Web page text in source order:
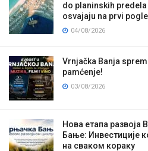
do planinskih
osvajaju na prvi
04/08/2026
Vrnjačka Banja
pamćenje!
03/08/2026
Нова етапа развоја
Бање: Инвестиције
на сваком кораку